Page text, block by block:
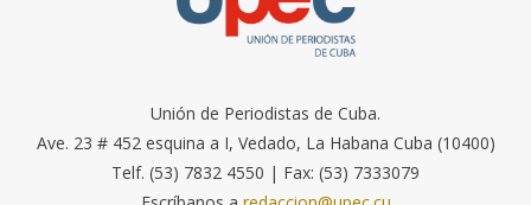
Unión de Periodistas de Cuba.
Ave. 23 # 452 esquina a I, Vedado, La Habana Cuba (10400)
Telf. (53) 7832 4550 | Fax: (53) 7333079